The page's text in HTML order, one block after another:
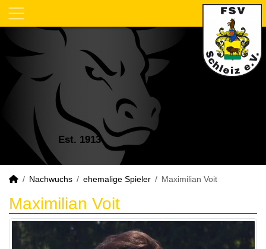
Est. 1913
Nachwuchs ehemalige Spieler Maximilian Voit
Maximilian Voit